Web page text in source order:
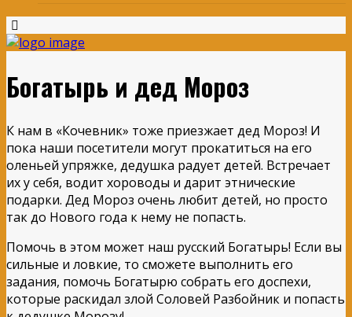
Богатырь и дед Мороз
К нам в «Кочевник» тоже приезжает дед Мороз! И
пока наши посетители могут прокатиться на его
оленьей упряжке, дедушка радует детей. Встречает
их у себя, водит хороводы и дарит этнические
подарки. Дед Мороз очень любит детей, но просто
так до Нового года к нему не попасть.
Помочь в этом может наш русский Богатырь! Если вы
сильные и ловкие, то сможете выполнить его
задания, помочь Богатырю собрать его доспехи,
которые раскидал злой Соловей Разбойник и попасть